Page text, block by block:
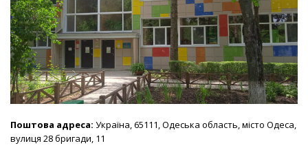
Поштова адреса: Україна, 65111, Одеська область, місто Одеса,
вулиця 28 бригади, 11